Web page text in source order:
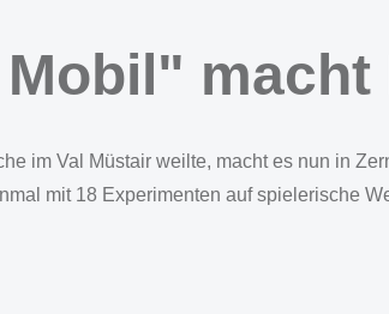
im Val Müstair weilte, macht es nun in
mit 18 Experimenten auf spielerische